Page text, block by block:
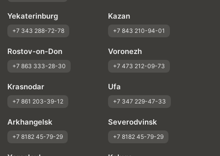
Yekaterinburg
+7 343 288-72-78
Kazan
+7 843 210-94-01
Rostov-on-Don
+7 863 333-28-30
Voronezh
+7 473 212-09-73
Krasnodar
+7 861 203-39-12
Ufa
+7 347 229-47-33
Arkhangelsk
+7 8182 45-79-29
Severodvinsk
+7 8182 45-79-29